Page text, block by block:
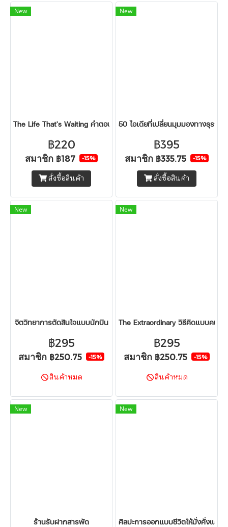
New
The Life That's Waiting คำตอบสำคัญในวันที่ชีวิตสับสน
฿220
สมาชิก ฿187 -15%
สั่งซื้อสินค้า
New
50 ไอเดียที่เปลี่ยนมุมมองทางธุรกิจ
฿395
สมาชิก ฿335.75 -15%
สั่งซื้อสินค้า
New
จิตวิทยาการตัดสินใจแบบนักบิน
฿295
สมาชิก ฿250.75 -15%
สินค้าหมด
New
The Extraordinary วิธีคิดแบบคนธ
฿295
สมาชิก ฿250.75 -15%
สินค้าหมด
New
ร้านรับฝากสารพัด
New
ศิลปะการออกแบบชีวิตให้มั่งคั่งและ